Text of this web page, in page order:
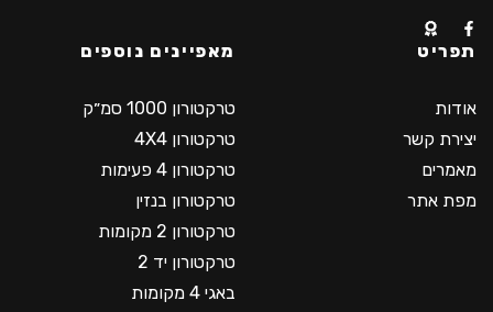
תפריט
אודות
יצירת קשר
מאמרים
מפת אתר
מאפיינים נוספים
טרקטורון 1000 סמ״ק
טרקטורון 4X4
טרקטורון 4 פעימות
טרקטורון בנזין
טרקטורון 2 מקומות
טרקטורון יד 2
באגי 4 מקומות